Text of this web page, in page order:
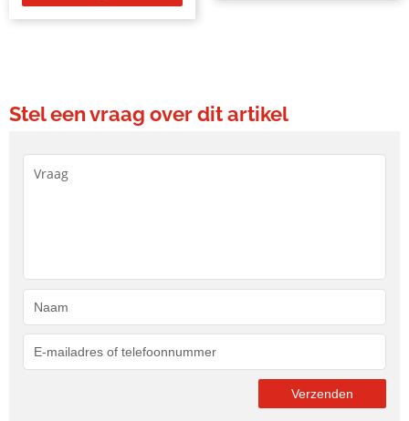
Stel een vraag over dit artikel